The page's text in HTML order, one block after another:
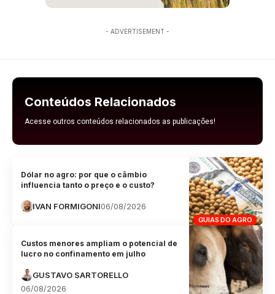
- ADVERTISEMENT -
Conteúdos Relacionados
Acesse outros conteúdos relacionados as publicações!
GUIAS DO AGRO
Dólar no agro: por que o câmbio
influencia tanto o preço e o custo?
IVAN FORMIGONI06/08/2026
Custos menores ampliam o potencial de
lucro no confinamento em julho
GUSTAVO SARTORELLO
06/08/2026